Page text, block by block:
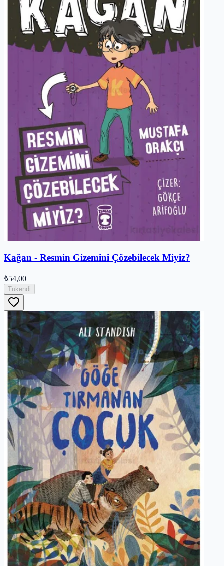
Kağan - Resmin Gizemini Çözebilecek Miyiz?
₺54,00
Tükendi